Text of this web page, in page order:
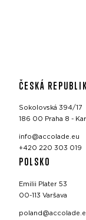
ČESKÁ
Sokolovská 394/17
186 00 Praha 8 -
info@accolade.eu
+420 220 303 019
POLSKO
Emilii Plater 53
00-113 Varšava